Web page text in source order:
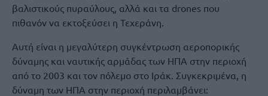
βαλιστικούς πυραύλους, αλλά και τα drones που
πιθανόν να εκτοξεύσει η Τεχεράνη.
Αυτή είναι η μεγαλύτερη συγκέντρωση αεροπορικής
δύναμης και ναυτικής αρμάδας των ΗΠΑ στην περιοχή
από το 2003 και τον πόλεμο στο Ιράκ. Συγκεκριμένα, η
δύναμη των ΗΠΑ στην περιοχή περιλαμβάνει: